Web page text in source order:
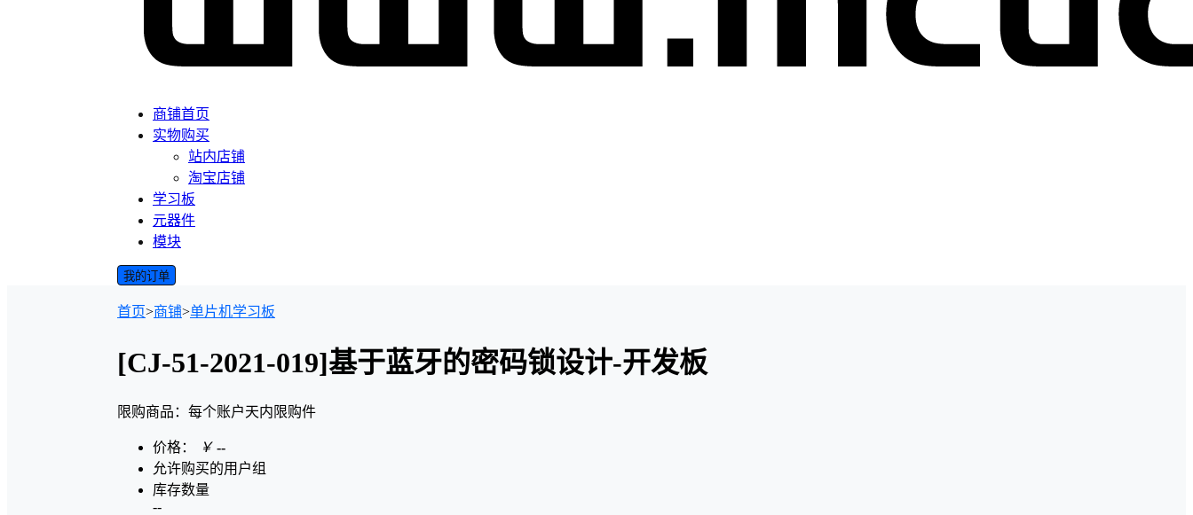
商铺首页
实物购买
站内店铺
淘宝店铺
学习板
元器件
模块
我的订单
首页>商铺>单片机学习板
[CJ-51-2021-019]基于蓝牙的密码锁设计-开发板
限购商品：每个账户天内 限购件
价格： ￥ --
允许购买的用户组
库存数量
--